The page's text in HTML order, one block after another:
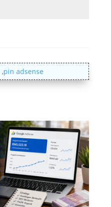
,pin adsense